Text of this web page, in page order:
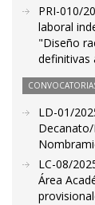
PRI-010/
laboral
"Diseño
definitivas
LD-01/
Decanato/
LC-08/
Área